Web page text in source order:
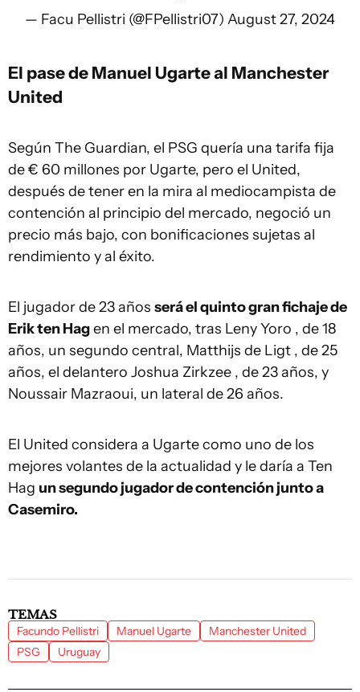
— Facu Pellistri (@FPellistri07) August 27, 2024
El pase de Manuel Ugarte al Manchester
United
Según The Guardian, el PSG quería una tarifa fija
de € 60 millones por Ugarte, pero el United,
después de tener en la mira al mediocampista de
contención al principio del mercado, negoció un
precio más bajo, con bonificaciones sujetas al
rendimiento y al éxito.
El jugador de 23 años será el quinto gran fichaje de
Erik ten Hagen el mercado, tras Leny Yoro , de 18
años, un segundo central, Matthijs de Ligt , de 25
años, el delantero Joshua Zirkzee , de 23 años, y
Noussair Mazraoui, un lateral de 26 años.
El United considera a Ugarte como uno de los
mejores volantes de la actualidad y le daría a Ten
Hag un segundo jugador de contención junto a
Casemiro.
TEMAS
Facundo Pellistri Manuel Ugarte
Manchester United
PSG
Uruguay